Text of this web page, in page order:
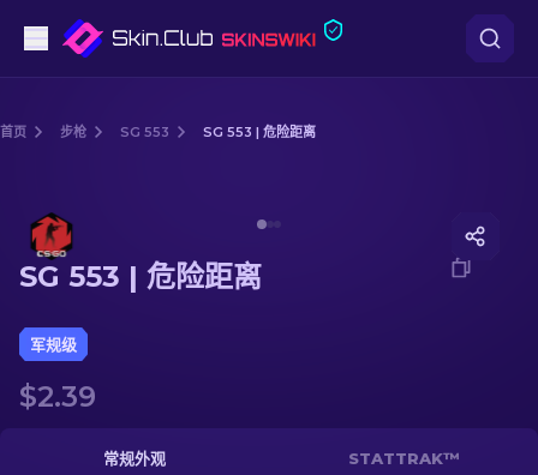
步枪
狙击步枪
匕首
手套
武器箱
首页 步枪 SG 553 SG 553 | 危险距离
SG 553 | 危险距离
军规级
$2.39
常规外观 STATTRAK™